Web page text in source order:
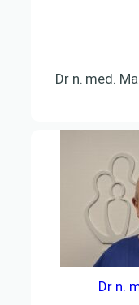
Dr n. med.
Dr n.